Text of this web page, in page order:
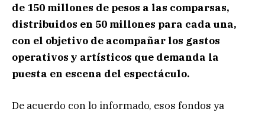
de 150 millones de pesos a las comparsas,
distribuidos en 50 millones para cada una,
con el objetivo de acompañar los gastos
operativos y artísticos que demanda la
puesta en escena del espectáculo.
De acuerdo con lo informado, esos fondos ya